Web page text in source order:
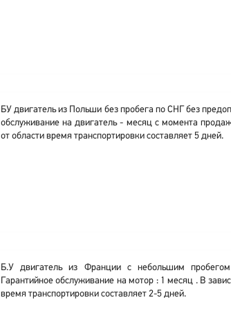
БУ двигатель из Польши без пробега по СНГ без
обслуживание на двигатель - месяц с момента
от области время транспортировки составляет 5 дней.
Б.У двигатель из Франции с небольшим
Гарантийное обслуживание на мотор : 1 месяц . В
время транспортировки составляет 2-5 дней.